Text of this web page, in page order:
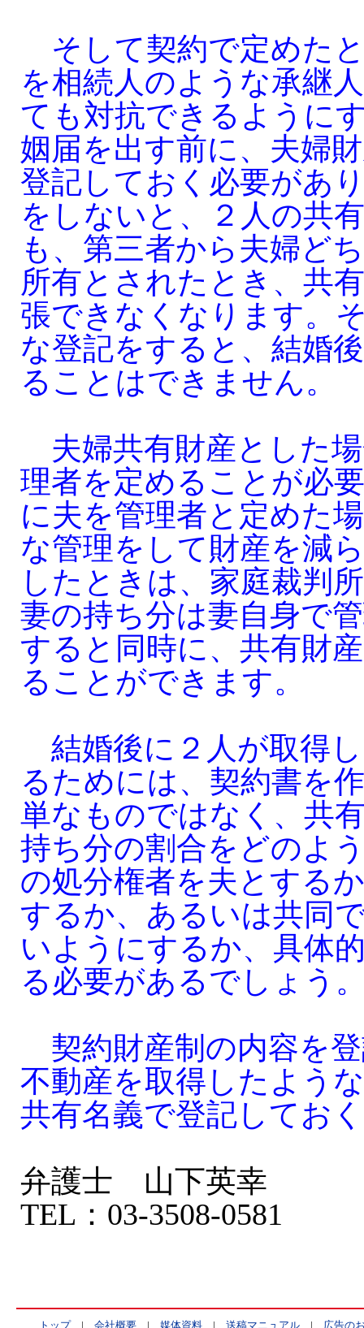
そして契約で定めた
を相続人のような承継
ても対抗できるように
姻届を出す前に、夫婦
登記しておく必要があ
をしないと、２人の共
も、第三者から夫婦ど
所有とされたとき、共
張できなくなります。
な登記をすると、結婚
ることはできません。
夫婦共有財産とした
理者を定めることが必
に夫を管理者と定めた
な管理をして財産を減
したときは、家庭裁判
妻の持ち分は妻自身で
すると同時に、共有財
ることができます。
結婚後に２人が取得
るためには、契約書を
単なものではなく、共
持ち分の割合をどのよ
の処分権者を夫とする
するか、あるいは共同
いようにするか、具体
る必要があるでしょう
契約財産制の内容を
不動産を取得したよう
共有名義で登記してお
弁護士 山下英幸
TEL：03-3508-0581
トップ| 会社概要| 媒体資料| 送稿マニュアル| 広告の